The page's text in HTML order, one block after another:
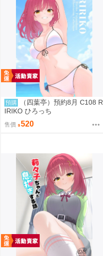
預購
（四葉亭）預約8月 C108 R
IRIKO ひろっち
售價 520